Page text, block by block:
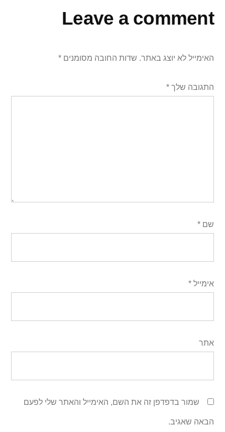
Leave a comment
האימייל לא יוצג באתר. שדות החובה מסומנים *
התגובה שלך *
שם *
אימייל *
אתר
שמור בדפדפן זה את השם, האימייל והאתר שלי לפעם
הבאה שאגיב.